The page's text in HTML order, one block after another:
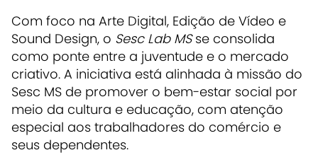
Com foco na Arte Digital, Edição de Vídeo e
Sound Design, o Sesc Lab MSse consolida
como ponte entre a juventude e o mercado
criativo. A iniciativa está alinhada à missão do
Sesc MS de promover o bem-estar social por
meio da cultura e educação, com atenção
especial aos trabalhadores do comércio e
seus dependentes.